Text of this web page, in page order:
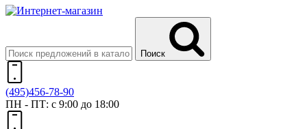
Поиск
(495)456-78-90
ПН - ПТ: с 9:00 до 18:00